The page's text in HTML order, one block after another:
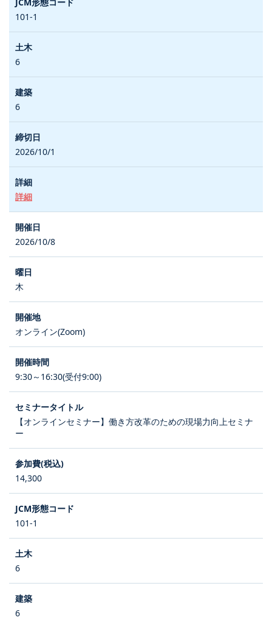
101-1
6
6
2026/10/1
詳細
2026/10/8
木
オンライン(Zoom)
9:30～16:30(受付9:00)
【オンラインセミナー】働き方改革のための現場力向上セミナ
ー
14,300
101-1
6
6